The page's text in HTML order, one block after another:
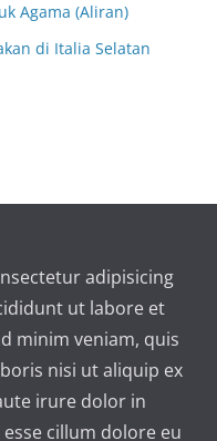
Agama (Aliran)
di Italia Selatan
adipisicing
ut labore et
minim veniam, quis
nisi ut aliquip ex
irure dolor in
cillum dolore eu